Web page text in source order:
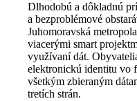
Dlhodobú a dôkladnú
a bezproblémové
Juhomoravská
viacerými smart
využívaní dát.
elektronickú identitu vo
všetkým zbieraným
tretích strán.